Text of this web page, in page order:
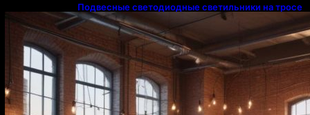
Подвесные светодиодные светильники на тросе